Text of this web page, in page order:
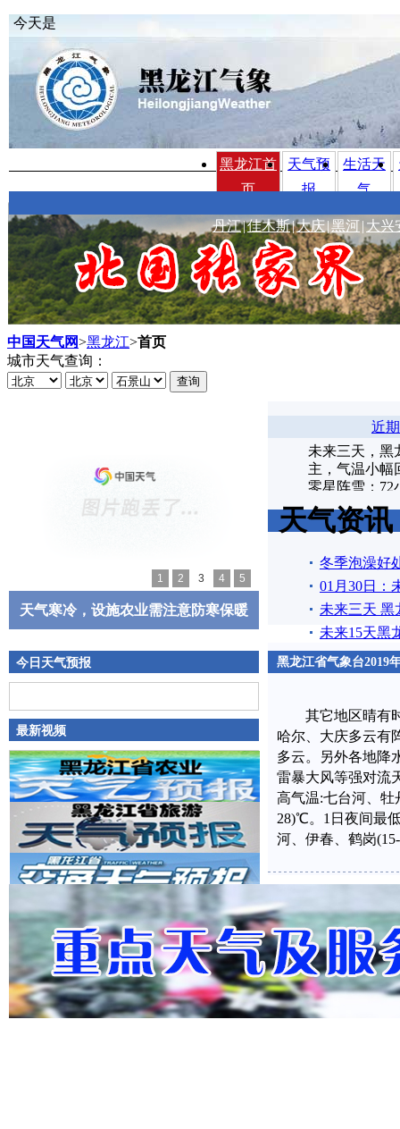
今天是
黑龙江首
页
天气预
报
生活天
气
丹江|佳木斯|大庆|黑河| 大兴
中国天气网>黑龙江>首页
城市天气查询：
1 2 3 4 5
天气寒冷，设施农业需注意防寒保暖
近
未来三天，黑
主，气温小幅
零星阵雪；72
【
查看全文】
天气资讯
冬季泡澡好
01月30日：
未来三天 黑
未来15天黑
哈尔滨农业
今日天气预报
最新视频
黑龙江省气象台2019
其它地区晴有
哈尔、大庆多云有
多云。另外各地降
雷暴大风等强对流
高气温:七台河、牡
28)℃。1日夜间最
河、伊春、鹤岗